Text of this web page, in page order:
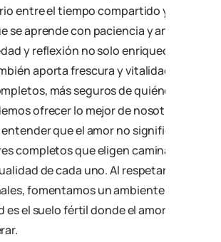
entre el tiempo compartido y el
se aprende con paciencia y amor.
y reflexión no solo enriquece
aporta frescura y vitalidad a la
más seguros de quiénes somos
ofrecer lo mejor de nosotros a
que el amor no significa fusión
completos que eligen caminar juntos,
de cada uno. Al respetar y valorar
fomentamos un ambiente de
es el suelo fértil donde el amor